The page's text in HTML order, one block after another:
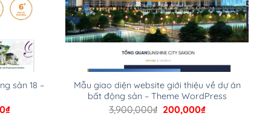
sản 18 –
₫Giá
Mẫu giao diện website giới thiệu về dự án
bất động sản – Theme WordPress
3,900,000₫ Giá
200,000₫Giá